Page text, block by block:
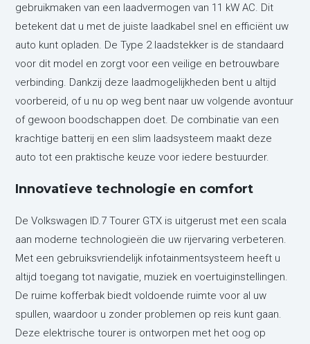
gebruikmaken van een laadvermogen van 11 kW AC. Dit
betekent dat u met de juiste laadkabel snel en efficiënt uw
auto kunt opladen. De Type 2 laadstekker is de standaard
voor dit model en zorgt voor een veilige en betrouwbare
verbinding. Dankzij deze laadmogelijkheden bent u altijd
voorbereid, of u nu op weg bent naar uw volgende avontuur
of gewoon boodschappen doet. De combinatie van een
krachtige batterij en een slim laadsysteem maakt deze
auto tot een praktische keuze voor iedere bestuurder.
Innovatieve technologie en comfort
De Volkswagen ID.7 Tourer GTX is uitgerust met een scala
aan moderne technologieën die uw rijervaring verbeteren.
Met een gebruiksvriendelijk infotainmentsysteem heeft u
altijd toegang tot navigatie, muziek en voertuiginstellingen.
De ruime kofferbak biedt voldoende ruimte voor al uw
spullen, waardoor u zonder problemen op reis kunt gaan.
Deze elektrische tourer is ontworpen met het oog op